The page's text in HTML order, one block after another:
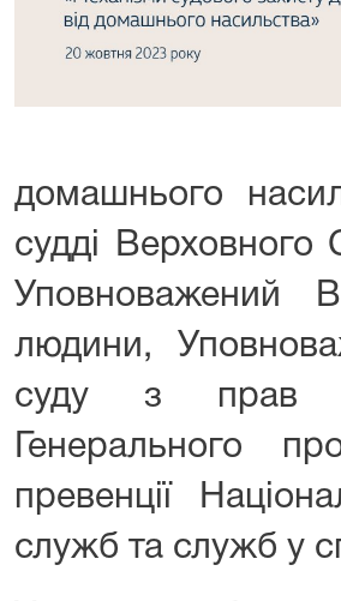
домашнього
судді Верховного
Уповноважений
людини,
суду з прав
Генерального
превенції
служб та служб у